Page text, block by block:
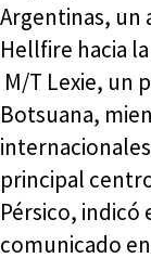
Argentinas, un
Hellfire hacia
M/T Lexie, un
Botsuana,
principal
Pérsico, indicó
comunicado